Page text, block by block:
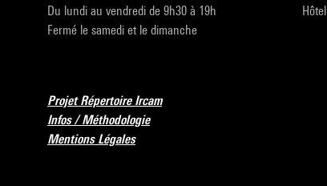
Du lundi au vendredi de 9h30 à 19h
Fermé le samedi et le dimanche
Projet Répertoire Ircam
Infos / Méthodologie
Mentions Légales